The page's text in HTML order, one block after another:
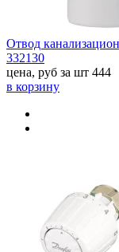
Отвод
332130
цена, руб за шт 444
в корзину